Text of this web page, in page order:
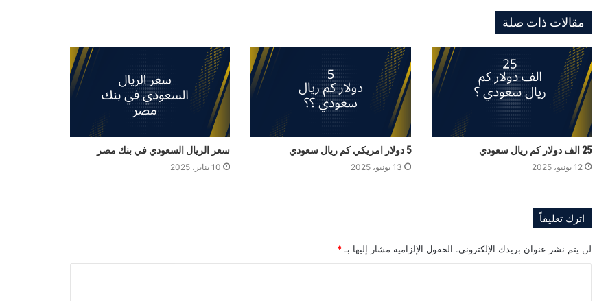
مقالات ذات صلة
25 الف دولار كم ريال سعودي
12 يونيو، 2025
5 دولار امريكي كم ريال سعودي
13 يونيو، 2025
سعر الريال السعودي في بنك مصر
10 يناير، 2025
اترك تعليقاً
لن يتم نشر عنوان بريدك الإلكتروني. الحقول الإلزامية مشار إليها بـ *